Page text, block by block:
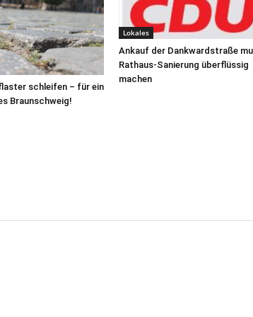
schleifen – für ein
Braunschweig!
Lokales
Ankauf der Dankwardstraße
Rathaus-Sanierung überflüssig
machen